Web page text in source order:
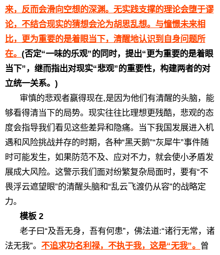
来，反而会滑向空想的深渊。无实践支撑的理论会堕于谬
论，不结合现实的猜想会沦为胡思乱想。与憧憬未来相
比，更为重要的是着眼当下，清醒地认识到自身问题所
在。 (否定“一味的乐观”的同时，提出“更为重要的是着眼
当下”，继而指出对现实“悲观”的重要性，构建两者的对
立统一关系。)
审慎的悲观者赢得现在,是因为他们有清醒的头脑，能
够看得清当下的局势。现实往往比理想更残酷，悲观的态
度会指导我们看见这些差异和隐痛。当下我国发展进入机
遇和风险挑战并存的时期，各种“黑天鹅”“灰犀牛”事件随
时可能发生，如果防范不及、应对不力，就会使小矛盾发
展成大风险。这警示我们面对纷繁复杂局面时，要有“不
畏浮云遮望眼”的清醒头脑和“乱云飞渡仍从容”的战略定
力。
模板 2
老子曰“及吾无身，吾有何患”，佛法道:“诸行无常，诸
法无我”。 不追求功名利禄，不执于我，这是“无我”。 曾